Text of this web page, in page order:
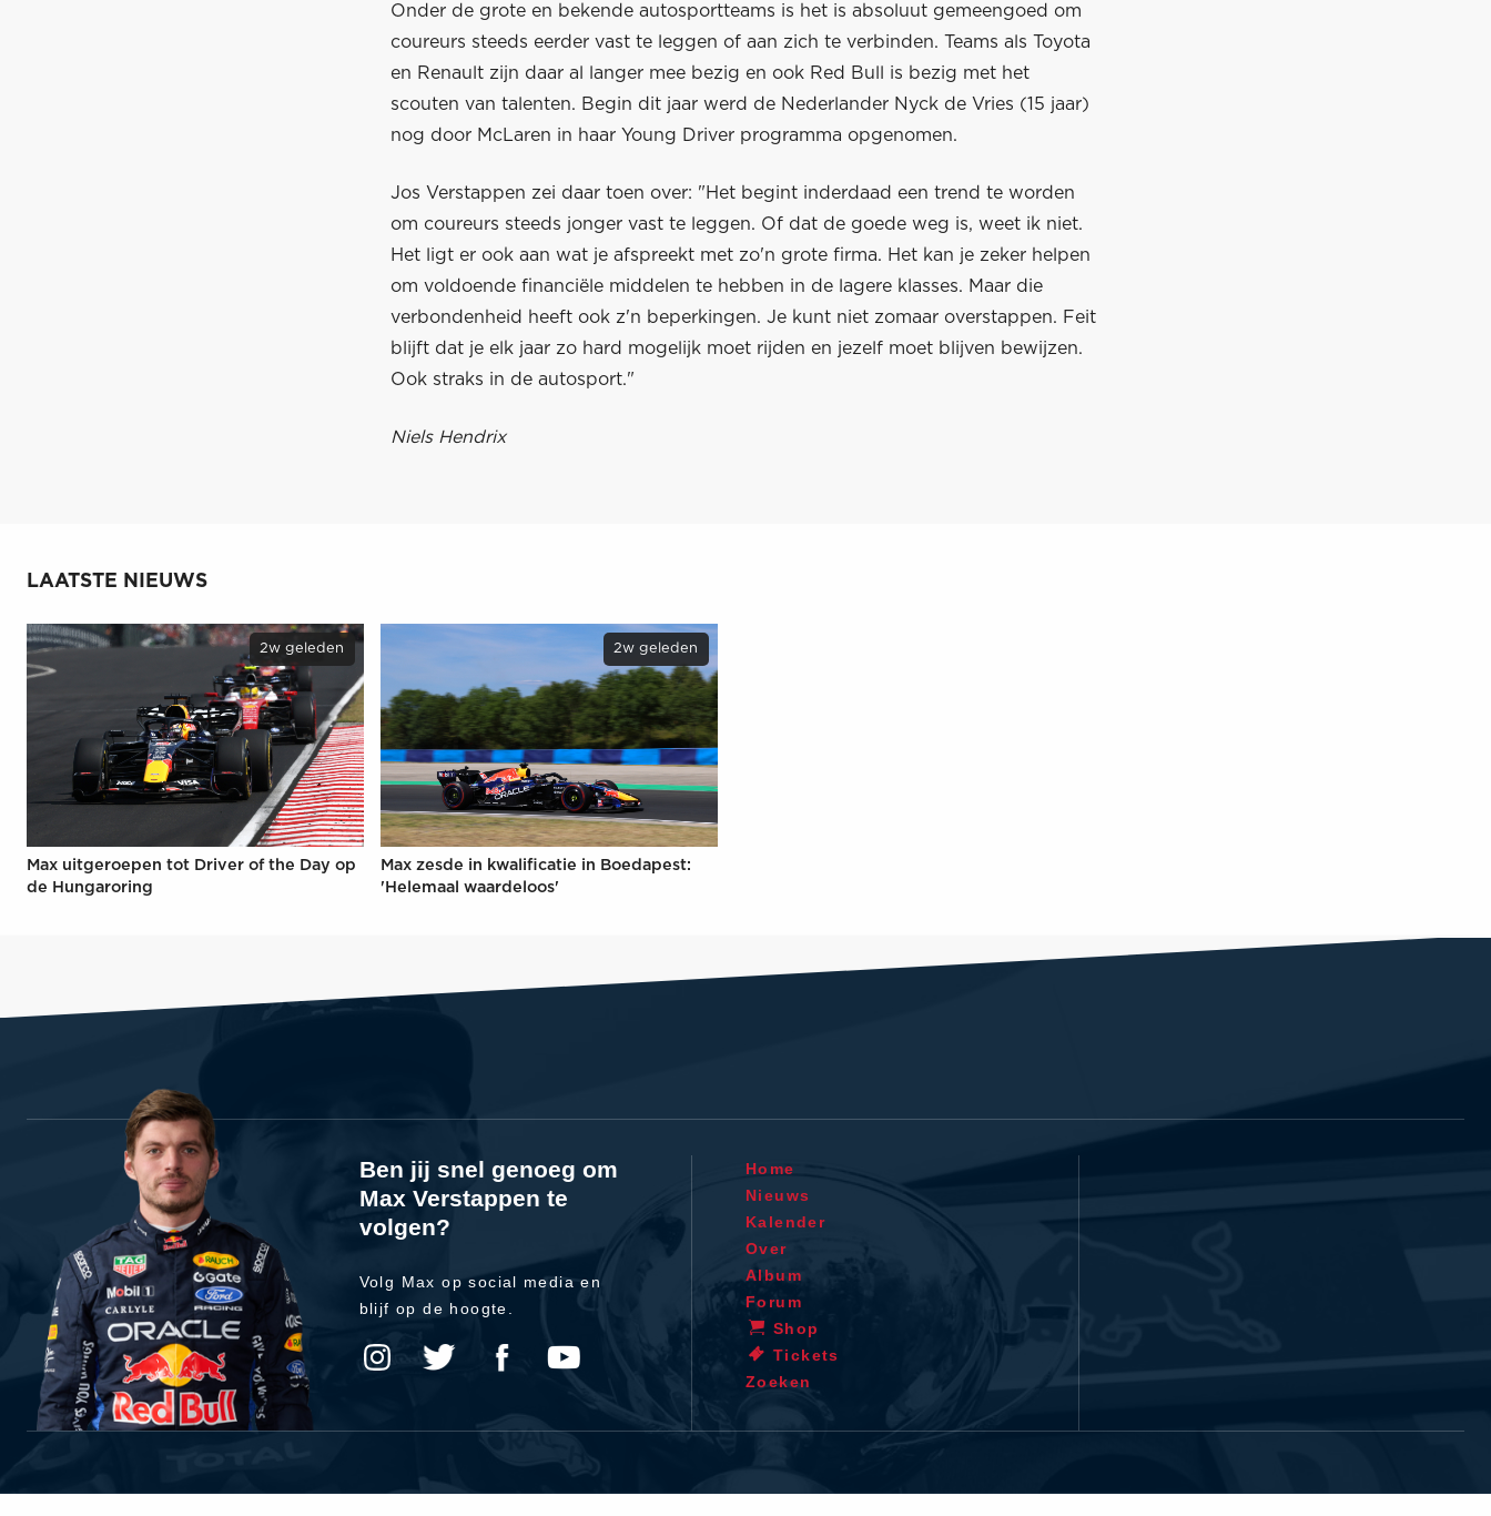
Onder de grote en bekende autosportteams is het is absoluut gemeengoed om
coureurs steeds eerder vast te leggen of aan zich te verbinden. Teams als Toyota
en Renault zijn daar al langer mee bezig en ook Red Bull is bezig met het
scouten van talenten. Begin dit jaar werd de Nederlander Nyck de Vries (15 jaar)
nog door McLaren in haar Young Driver programma opgenomen.
Jos Verstappen zei daar toen over: "Het begint inderdaad een trend te worden
om coureurs steeds jonger vast te leggen. Of dat de goede weg is, weet ik niet.
Het ligt er ook aan wat je afspreekt met zo'n grote firma. Het kan je zeker helpen
om voldoende financiële middelen te hebben in de lagere klasses. Maar die
verbondenheid heeft ook z'n beperkingen. Je kunt niet zomaar overstappen. Feit
blijft dat je elk jaar zo hard mogelijk moet rijden en jezelf moet blijven bewijzen.
Ook straks in de autosport."
Niels Hendrix
LAATSTE NIEUWS
2w geleden
Max uitgeroepen tot Driver of the Day op
de Hungaroring
2w geleden
Max zesde in kwalificatie in Boedapest:
'Helemaal waardeloos'
Ben jij snel genoeg om
Max Verstappen te
volgen?
Volg Max op social media en
blijf op de hoogte.
Home
Nieuws
Kalender
Over
Album
Forum
Shop
Tickets
Zoeken